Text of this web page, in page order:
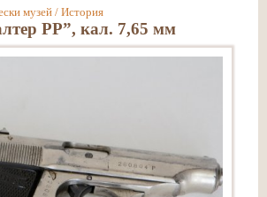
музей/ История
РР”, кал. 7,65 мм